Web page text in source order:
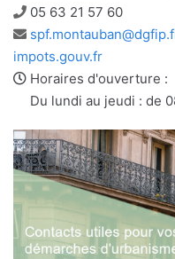
Téléphone
05 63 21 57 60
Adresse
e-
mail
impots.gouv.fr
Horaires d'ouverture :
Du lundi au jeudi : de